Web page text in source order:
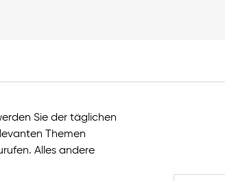
Sie der täglichen
Themen
Alles andere